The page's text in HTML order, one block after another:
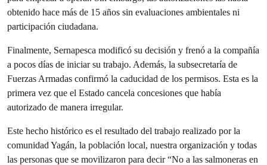
obtenido hace más de 15 años sin evaluaciones ambientales ni
participación ciudadana.
Finalmente, Sernapesca modificó su decisión y frenó a la compañía
a pocos días de iniciar su trabajo. Además, la subsecretaría de
Fuerzas Armadas confirmó la caducidad de los permisos. Esta es la
primera vez que el Estado cancela concesiones que había
autorizado de manera irregular.
Este hecho histórico es el resultado del trabajo realizado por la
comunidad Yagán, la población local, nuestra organización y todas
las personas que se movilizaron para decir “No a las salmoneras en